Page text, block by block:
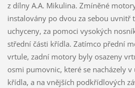
z dílny A.A. Mikulina. Zmíněné
instalovány po dvou za sebou uvnitř
uchyceny, za pomoci vysokých
střední části křídla. Zatímco přední
vrtule, zadní motory byly osazeny
osmi pumovnic, které se nacházely
křídla, a na vnějších podkřídlových